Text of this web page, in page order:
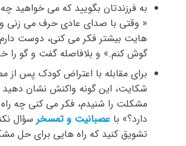
به فرزندتان بگویید که می خواهید
« وقتی با صدای عادی حرف می زنی
هایت بیشتر فکر می کنی، دوست
گوش کنم.» و بلافاصله گفت و گو را
برای مقابله با اعتراض کودک پس از
شکایت، این گونه واکنش نشان
مشکلت را شنیدم، فکر می کنی چه
دارد؟» با عصبانیت و تمسخر سؤال
تشویق کنید که راه هایی برای حل